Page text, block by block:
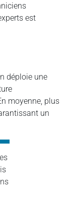
est
déploie une
moyenne, plus
un